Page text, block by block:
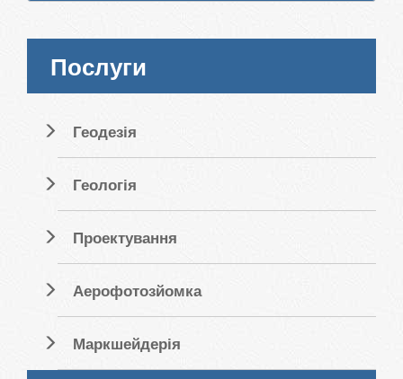
Послуги
Геодезія
Геологія
Проектування
Аерофотозйомка
Маркшейдерія